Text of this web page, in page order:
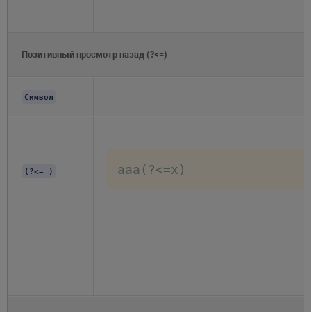
Позитивный просмотр назад (?<=)
Символ
(?<= ) aaa(?<=x)